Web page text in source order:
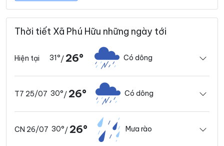
Thời tiết Xã Phú Hữu những ngày tới
Hiện tại 31°/ 26° Có dông
T7 25/07 30°/ 26° Có dông
CN 26/07 30°/ 26° Mưa rào